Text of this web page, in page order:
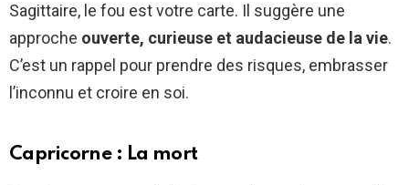
Sagittaire, le fou est votre carte. Il suggère une
approche ouverte, curieuse et audacieuse de la vie.
C’est un rappel pour prendre des risques, embrasser
l’inconnu et croire en soi.
Capricorne : La mort